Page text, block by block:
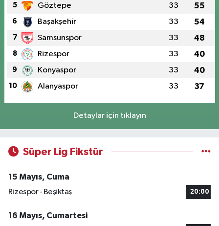
5 Göztepe 33 55
6 Başakşehir 33 54
7 Samsunspor 33 48
8 Rizespor 33 40
9 Konyaspor 33 40
10 Alanyaspor 33 37
Detaylar için tıklayın
Süper Lig Fikstür
15 Mayıs, Cuma
Rizespor - Beşiktaş
20:00
16 Mayıs, Cumartesi